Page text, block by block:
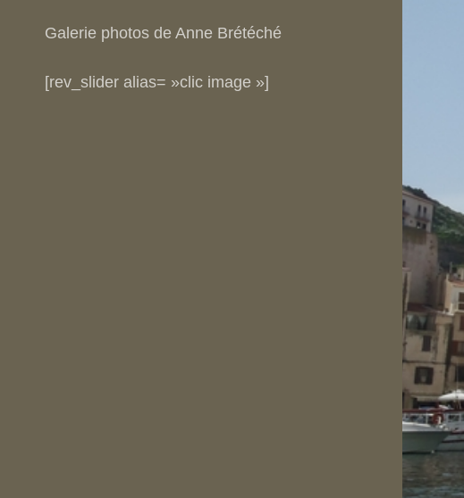
Galerie photos de Anne Brétéché
[rev_slider alias= »clic image »]